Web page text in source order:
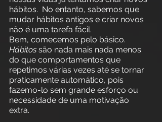
hábitos.  No entanto, sabemos que
mudar hábitos antigos e criar novos
não é uma tarefa fácil.
Bem, comecemos pelo básico.
Hábitos são nada mais nada menos
do que comportamentos que
repetimos várias vezes até se tornar
praticamente automático, pois
fazemo-lo sem grande esforço ou
necessidade de uma motivação
extra.